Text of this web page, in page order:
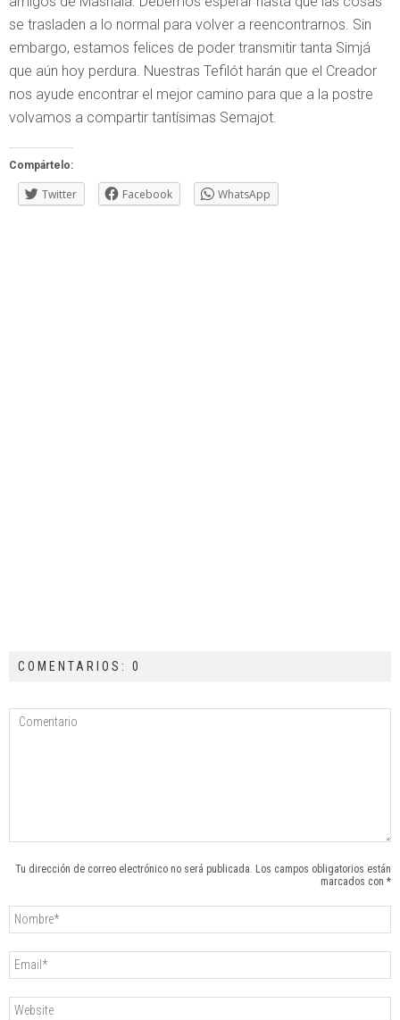
se trasladen a lo normal para volver a reencontrarnos. Sin
embargo, estamos felices de poder transmitir tanta Simjá
que aún hoy perdura. Nuestras Tefilót harán que el Creador
nos ayude encontrar el mejor camino para que a la postre
volvamos a compartir tantísimas Semajot.
Compártelo:
Twitter Facebook WhatsApp
COMENTARIOS: 0
Tu dirección de correo electrónico no será publicada. Los campos obligatorios están
marcados con *